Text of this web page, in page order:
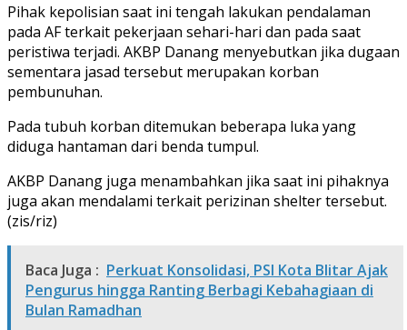
Pihak kepolisian saat ini tengah lakukan pendalaman
pada AF terkait pekerjaan sehari-hari dan pada saat
peristiwa terjadi. AKBP Danang menyebutkan jika dugaan
sementara jasad tersebut merupakan korban
pembunuhan.
Pada tubuh korban ditemukan beberapa luka yang
diduga hantaman dari benda tumpul.
AKBP Danang juga menambahkan jika saat ini pihaknya
juga akan mendalami terkait perizinan shelter tersebut.
(zis/riz)
Baca Juga : Perkuat Konsolidasi, PSI Kota Blitar Ajak
Pengurus hingga Ranting Berbagi Kebahagiaan di
Bulan Ramadhan